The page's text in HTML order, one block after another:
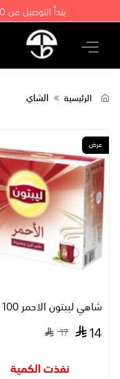
يبدأ التوصيل من 8.30 صباحاً وتنتهي الطلبات 2 ليلاً
الرئيسية الشاي
عرض
شاهي ليبتون الاحمر 100 خيط
14
17
نفذت الكمية